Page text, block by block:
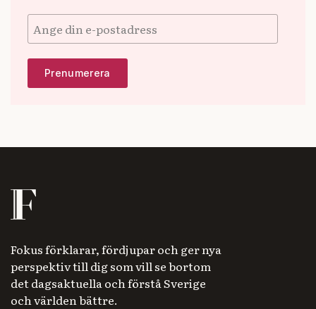
Fokus förklarar, fördjupar och ger nya
perspektiv till dig som vill se bortom
det dagsaktuella och förstå Sverige
och världen bättre.